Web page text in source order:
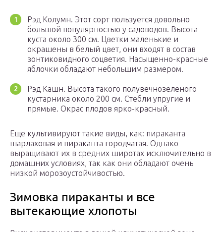
Рэд Колумн. Этот сорт пользуется довольно
большой популярностью у садоводов. Высота
куста около 300 см. Цветки маленькие и
окрашены в белый цвет, они входят в состав
зонтиковидного соцветия. Насыщенно-красные
яблочки обладают небольшим размером.
Рэд Кашн. Высота такого полувечнозеленого
кустарника около 200 см. Стебли упругие и
прямые. Окрас плодов ярко-красный.
Еще культивируют такие виды, как: пираканта
шарлаховая и пираканта городчатая. Однако
выращивают их в средних широтах исключительно в
домашних условиях, так как они обладают очень
низкой морозоустойчивостью.
Зимовка пираканты и все
вытекающие хлопоты